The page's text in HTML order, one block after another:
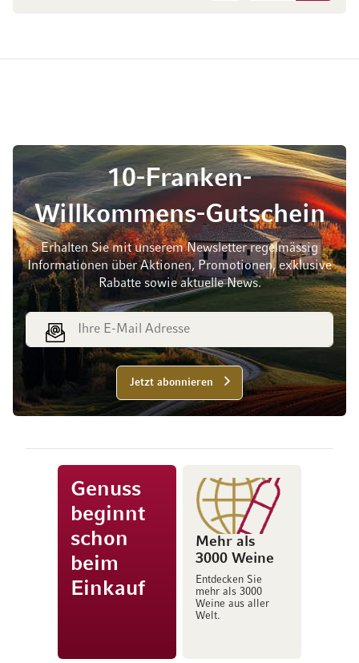
10-Franken-
Willkommens-Gutschein
Erhalten Sie mit unserem Newsletter regelmässig
Informationen über Aktionen, Promotionen, exklusive
Rabatte sowie aktuelle News.
E-Mail Adresse
Jetzt abonnieren
Genuss
beginnt
schon
beim
Einkauf
Mehr als
3000 Weine
Entdecken Sie
mehr als 3000
Weine aus aller
Welt.